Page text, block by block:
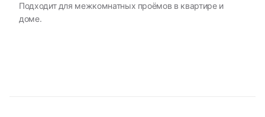
Подходит для межкомнатных проёмов в квартире и
доме.